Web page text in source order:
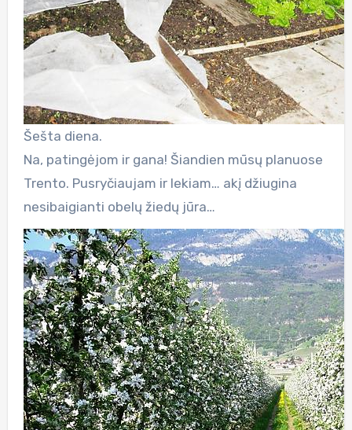
Šešta diena.
Na, patingėjom ir gana! Šiandien mūsų planuose
Trento. Pusryčiaujam ir lekiam… akį džiugina
nesibaigianti obelų žiedų jūra…